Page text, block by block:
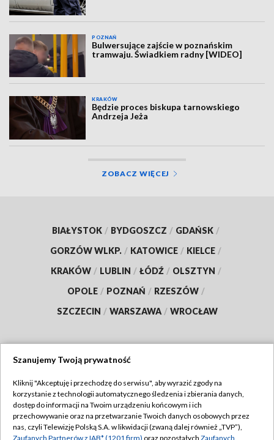
POZNAŃ
Bulwersujące zajście w poznańskim
tramwaju. Świadkiem radny [WIDEO]
KRAKÓW
Będzie proces biskupa tarnowskiego
Andrzeja Jeża
ZOBACZ WIĘCEJ
BIAŁYSTOK / BYDGOSZCZ / GDAŃSK /
GORZÓW WLKP. / KATOWICE / KIELCE /
KRAKÓW / LUBLIN / ŁÓDŹ / OLSZTYN /
OPOLE / POZNAŃ / RZESZÓW /
SZCZECIN / WARSZAWA / WROCŁAW
TVP
Abonament TVP
Emisja w TVP
Regulamin TVP
Szanujemy Twoją prywatność
Kliknij "Akceptuję i przechodzę do serwisu", aby wyrazić zgody na
korzystanie z technologii automatycznego śledzenia i zbierania danych,
dostęp do informacji na Twoim urządzeniu końcowym i ich
przechowywanie oraz na przetwarzanie Twoich danych osobowych przez
nas, czyli Telewizję Polską S.A. w likwidacji (zwaną dalej również „TVP”),
Zaufanych Partnerów z IAB* (1201 firm) oraz pozostałych Zaufanych